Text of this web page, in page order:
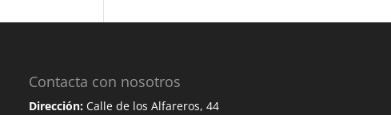
Contacta con nosotros
Dirección:Calle de los Alfareros, 44